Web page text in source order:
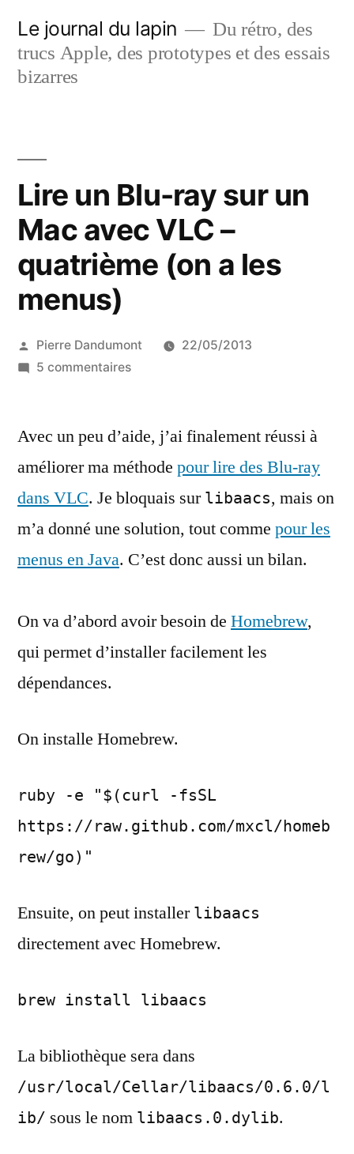
contenu
Le journal du lapin
Du rétro, des
trucs Apple, des prototypes et des essais
bizarres
Lire un Blu-ray sur un
Mac avec VLC –
quatrième (on a les
menus)
Publié
par
Pierre Dandumont
22/05/2013
5 commentairessur
Blu-
sur
un
Mac
VLC
(on
a
Avec un peu d’aide, j’ai finalement réussi à
améliorer ma méthode pour lire des Blu-ray
dans VLC. Je bloquais sur libaacs, mais on
m’a donné une solution, tout comme pour les
menus en Java. C’est donc aussi un bilan.
On va d’abord avoir besoin de Homebrew,
qui permet d’installer facilement les
dépendances.
On installe Homebrew.
ruby -e "$(curl -fsSL
https://raw.github.com/mxcl/homeb
rew/go)"
Ensuite, on peut installer libaacs
directement avec Homebrew.
brew install libaacs
La bibliothèque sera dans
/usr/local/Cellar/libaacs/0.6.0/l
ib/ sous le nom libaacs.0.dylib.